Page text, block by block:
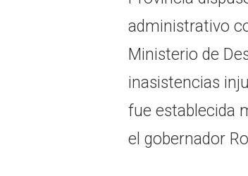
administrativo
Ministerio de
inasistencias
fue establecida
el gobernador